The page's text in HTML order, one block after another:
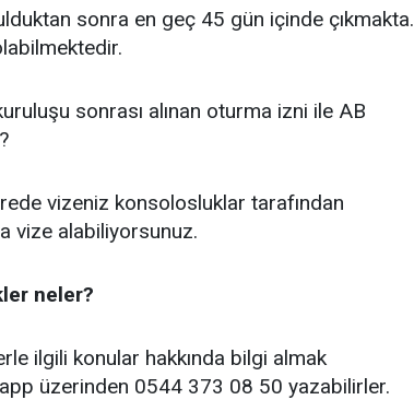
sonra en geç 45 gün içinde çıkmakta.
sonrası alınan oturma izni ile AB
vizeniz konsolosluklar tarafından
vize alabiliyorsunuz.
neler?
ilgili konular hakkında bilgi almak
üzerinden 0544 373 08 50 yazabilirler.